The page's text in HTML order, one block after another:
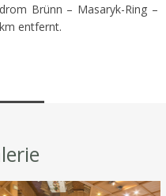
Brünn – Masaryk-Ring –
entfernt.